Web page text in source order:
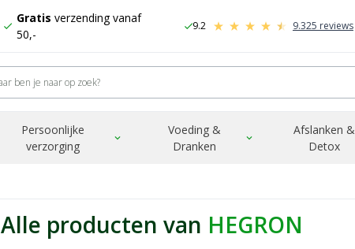
check
Gratis verzending vanaf
50,-
check9.2 9.325 reviews
Persoonlijke
verzorging
expand_more
Voeding &
Dranken
expand_more
Afslanken &
Detox
Alle producten van HEGRON